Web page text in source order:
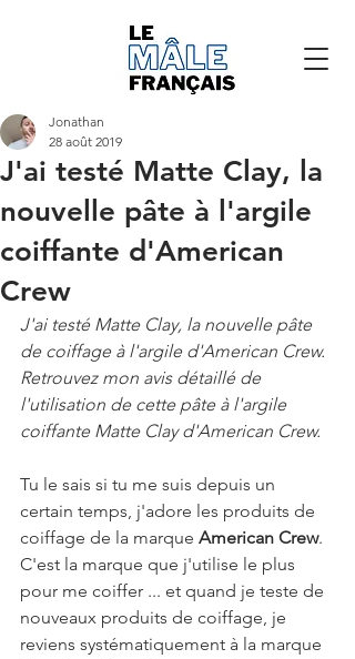
J'ai testé Matte Clay, la
nouvelle pâte à l'argile
coiffante d'American
Crew
Jonathan
28 août 2019
J'ai testé Matte Clay, la nouvelle pâte
de coiffage à l'argile d'American Crew.
Retrouvez mon avis détaillé de
l'utilisation de cette pâte à l'argile
coiffante Matte Clay d'American Crew.
Tu le sais si tu me suis depuis un
certain temps, j'adore les produits de
coiffage de la marque American Crew.
C'est la marque que j'utilise le plus
pour me coiffer ... et quand je teste de
nouveaux produits de coiffage, je
reviens systématiquement à la marque